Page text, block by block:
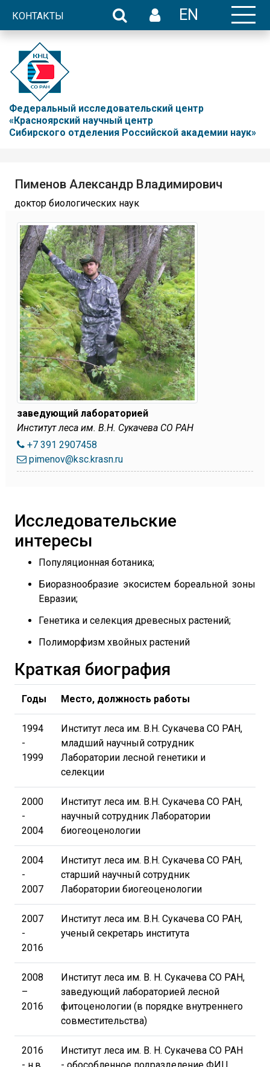
КОНТАКТЫ EN
Федеральный исследовательский центр
«Красноярский научный центр
Сибирского отделения Российской академии наук»
Пименов Александр Владимирович
доктор биологических наук
заведующий лабораторией
Институт леса им. В.Н. Сукачева СО РАН
+7 391 2907458
pimenov@ksc.krasn.ru
Исследовательские
интересы
Популяционная ботаника;
Биоразнообразие экосистем бореальной зоны
Евразии;
Генетика и селекция древесных растений;
Полиморфизм хвойных растений
Краткая биография
Годы Место, должность работы
1994
-
1999
Институт леса им. В.Н. Сукачева СО РАН,
младший научный сотрудник
Лаборатории лесной генетики и
селекции
2000
-
2004
Институт леса им. В.Н. Сукачева СО РАН,
научный сотрудник Лаборатории
биогеоценологии
2004
-
2007
Институт леса им. В.Н. Сукачева СО РАН,
старший научный сотрудник
Лаборатории биогеоценологии
2007
-
2016
Институт леса им. В.Н. Сукачева СО РАН,
ученый секретарь института
2008
–
2016
Институт леса им. В. Н. Сукачева СО РАН,
заведующий лабораторией лесной
фитоценологии (в порядке внутреннего
совместительства)
2016
Институт леса им. В. Н. Сукачева СО РАН